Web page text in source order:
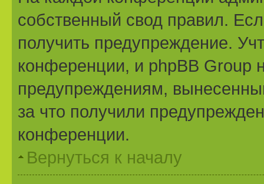
собственный свод правил.
получить предупреждение.
конференции, и phpBB Group
предупреждениям,
за что получили
конференции.
Вернуться к началу